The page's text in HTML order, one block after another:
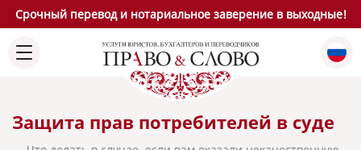
Срочный перевод и нотариальное заверение в выходные!
Защита прав потребителей в суде